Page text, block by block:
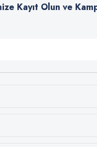
Kayıt Olun ve